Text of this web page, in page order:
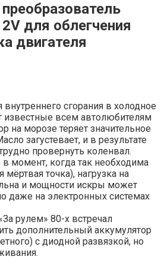
для облегчения
двигателя
внутреннего сгорания в холодное
известные всем автолюбителям
на морозе теряет значительное
загустевает, и в результате
провернуть коленвал.
в момент, когда так необходима
точка), нагрузка на
и мощности искры может
даже на электронных системах
рулем» 80-х встречал
дополнительный аккумулятор
с диодной развязкой, но